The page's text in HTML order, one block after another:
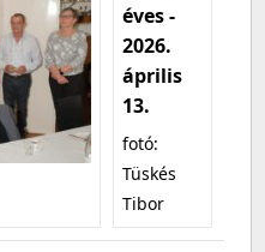
éves -
2026.
április
13.
fotó:
Tüskés
Tibor